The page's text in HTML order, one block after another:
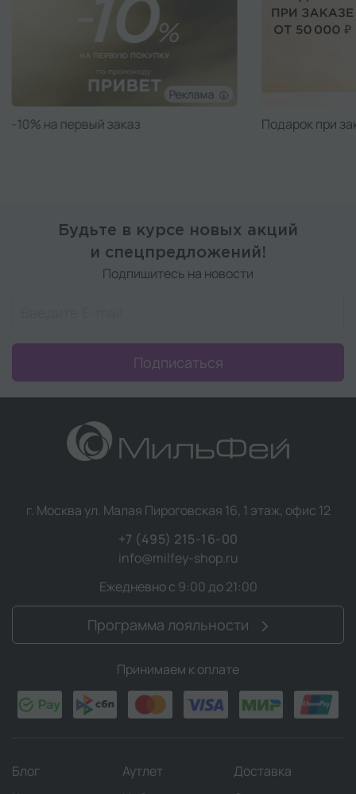
Реклама
Подарок при заказе от 50 000 ₽ Подарок при
Будьте в курсе новых акций
и спецпредложений!
Подпишитесь на новости
Подписаться
г. Москва ул. Малая Пироговская 16, 1 этаж, офис 12
+7 (495) 215-16-00
info@milfey-shop.ru
Ежедневно с 9:00 до 21:00
Программа лояльности
Принимаем к оплате
Блог Аутлет
Доставка